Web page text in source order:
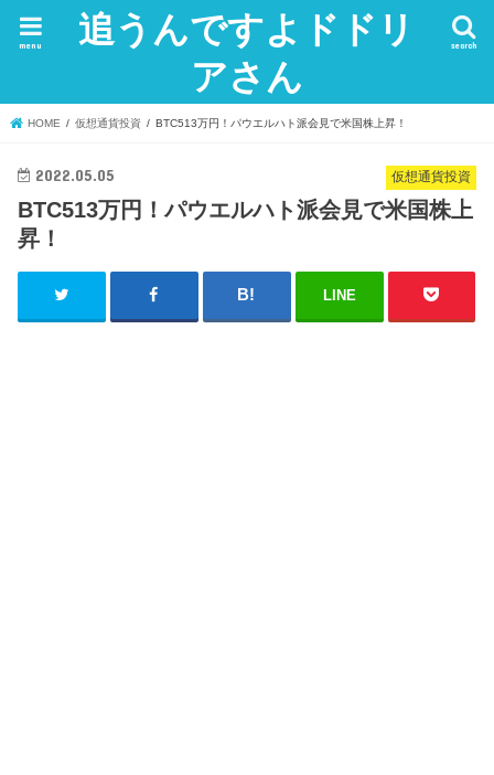
追うんですよドドリ
アさん
search
menu
HOME 仮想通貨投資 BTC513万円！パウエルハト派会見で米国株上昇！
仮想通貨投資
2022.05.05
BTC513万円！パウエルハト派会見で米国株上
昇！
LINE